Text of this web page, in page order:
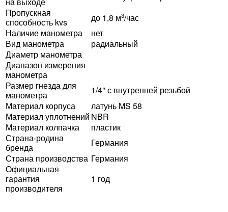
Пропускная
способность kvs
до 1,8 м3/час
Наличие манометра
нет
Вид манометра
радиальный
Диаметр манометра
Диапазон измерения
манометра
Размер гнезда для
манометра
1/4" с внутренней резьбой
Материал корпуса
латунь MS 58
Материал уплотнений NBR
Материал колпачка
пластик
Страна-родина
бренда
Германия
Страна производства Германия
Официальная
гарантия
производителя
1 год